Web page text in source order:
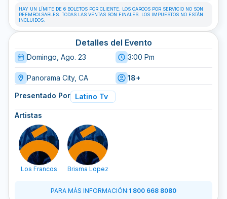
HAY UN LÍMITE DE 6 BOLETOS POR CLIENTE. LOS CARGOS POR SERVICIO NO SON
REEMBOLSABLES. TODAS LAS VENTAS SON FINALES. LOS IMPUESTOS NO ESTÁN
INCLUIDOS.
Detalles del Evento
Domingo, Ago. 23 3:00 Pm
Panorama City, CA 18+
Presentado Por Latino Tv
Artistas
Los Francos Brisma Lopez
PARA MÁS INFORMACIÓN:1 800 668 8080